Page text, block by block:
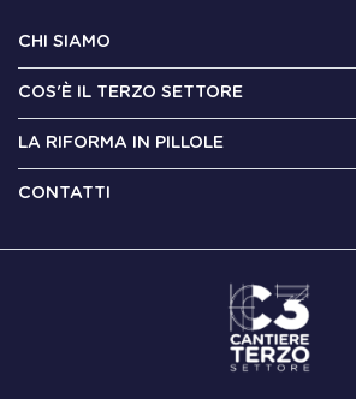
CHI SIAMO
COS'È IL TERZO SETTORE
LA RIFORMA IN PILLOLE
CONTATTI